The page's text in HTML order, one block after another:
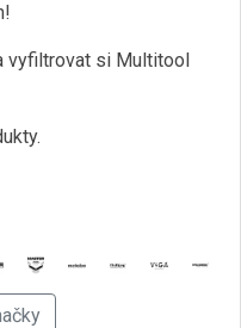
vyfiltrovat si Multitool